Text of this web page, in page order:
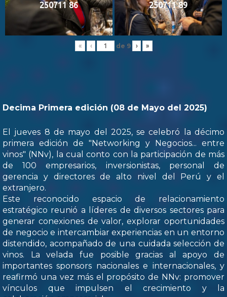
250711 86 250711 89
« ‹ de 9 › »
Decima Primera edición (08 de Mayo del 2025)
El jueves 8 de mayo del 2025, se celebró la décimo
primera edición de "Networking y Negocios... entre
vinos" (NNv), la cual conto con la participación de más
de 100 empresarios, inversionistas, personal de
gerencia y directores de alto nivel del Perú y el
extranjero.
Este reconocido espacio de relacionamiento
estratégico reunió a líderes de diversos sectores para
generar conexiones de valor, explorar oportunidades
de negocio e intercambiar experiencias en un entorno
distendido, acompañado de una cuidada selección de
vinos. La velada fue posible gracias al apoyo de
importantes sponsors nacionales e internacionales, y
reafirmó una vez más el propósito de NNv: promover
vínculos que impulsen el crecimiento y la